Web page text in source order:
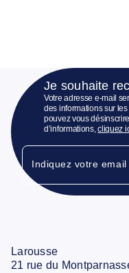
Je souhaite
Votre adresse e-mail
des informations sur
pouvez vous
d’informations,cliquez
Indiquez votre email
Larousse
21 rue du